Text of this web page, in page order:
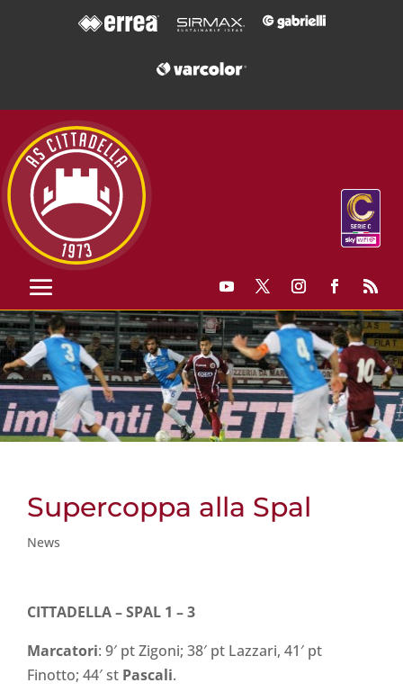
Supercoppa alla Spal
News
CITTADELLA – SPAL 1 – 3
Marcatori: 9′ pt Zigoni; 38′ pt Lazzari, 41′ pt
Finotto; 44′ st Pascali.